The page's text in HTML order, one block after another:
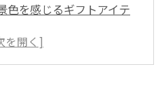
色を感じるギフトアイテ
たユニークな贈り物